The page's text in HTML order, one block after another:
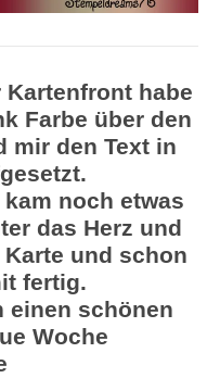
Kartenfront habe
Farbe über den
mir den Text in
noch etwas
das Herz und
und schon
fertig.
einen schönen
Woche